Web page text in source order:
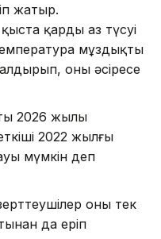
жатыр.
қардың аз түсуі
мұздықты
оны әсіресе
2026 жылы
2022 жылғы
мүмкін деп
оның тек
да еріп